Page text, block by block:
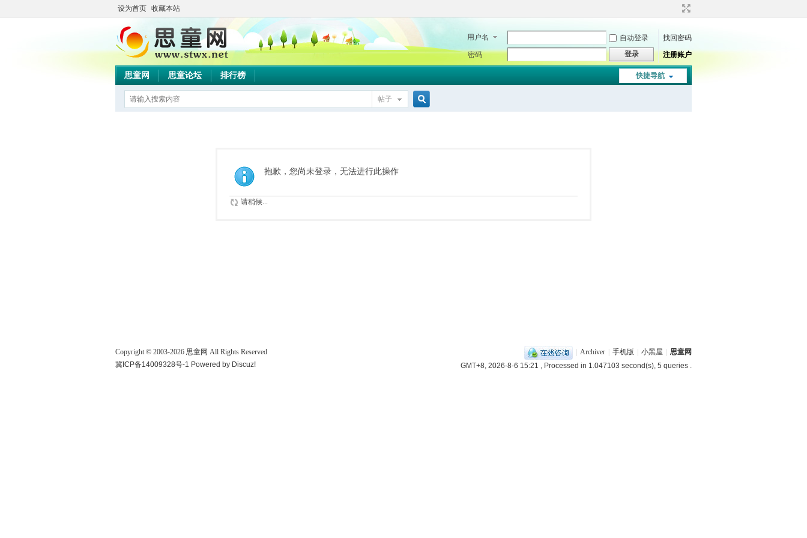
设为首页 收藏本站
用户名 自动登录
找回密码
密码
登录 注册账户
快捷导航
思童网 思童论坛 排行榜
帖子
抱歉，您尚未登录，无法进行此操作
请稍候...
Archiver 手机版 小黑屋
思童网
GMT+8, 2026-8-6 15:21 , Processed in 1.047103 second(s), 5 queries .
Copyright © 2003-2026 思童网 All Rights Reserved
冀ICP备14009328号-1 Powered by Discuz!